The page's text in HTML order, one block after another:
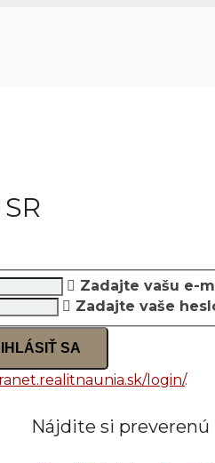
Zadajte vašu e-
Zadajte vaše
SA
login/.
Nájdite si preverenú